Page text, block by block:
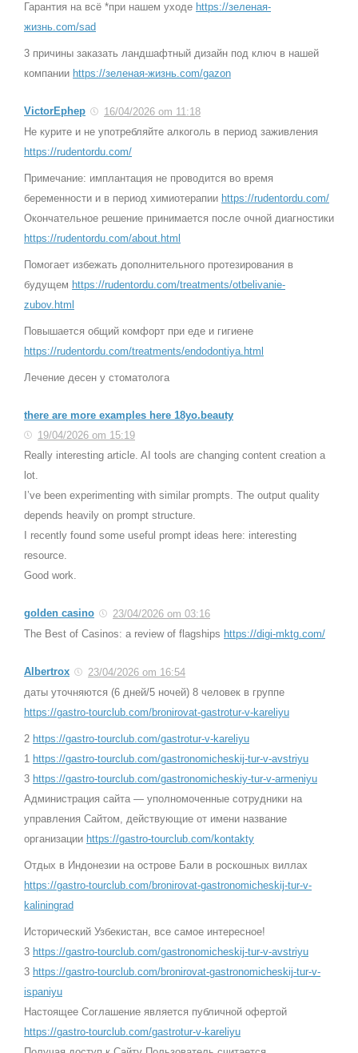
Гарантия на всё *при нашем уходе https://зеленая-
жизнь.com/sad
3 причины заказать ландшафтный дизайн под ключ в нашей
компании https://зеленая-жизнь.com/gazon
VictorEphep
16/04/2026 om 11:18
Не курите и не употребляйте алкоголь в период заживления
https://rudentordu.com/
Примечание: имплантация не проводится во время
беременности и в период химиотерапии https://rudentordu.com/
Окончательное решение принимается после очной диагностики
https://rudentordu.com/about.html
Помогает избежать дополнительного протезирования в
будущем https://rudentordu.com/treatments/otbelivanie-
zubov.html
Повышается общий комфорт при еде и гигиене
https://rudentordu.com/treatments/endodontiya.html
Лечение десен у стоматолога
there are more examples here 18yo.beauty
19/04/2026 om 15:19
Really interesting article. AI tools are changing content creation a
lot.
I’ve been experimenting with similar prompts. The output quality
depends heavily on prompt structure.
I recently found some useful prompt ideas here: interesting
resource.
Good work.
golden casino
23/04/2026 om 03:16
The Best of Casinos: a review of flagships https://digi-mktg.com/
Albertrox
23/04/2026 om 16:54
даты уточняются (6 дней/5 ночей) 8 человек в группе
https://gastro-tourclub.com/bronirovat-gastrotur-v-kareliyu
2 https://gastro-tourclub.com/gastrotur-v-kareliyu
1 https://gastro-tourclub.com/gastronomicheskij-tur-v-avstriyu
3 https://gastro-tourclub.com/gastronomicheskiy-tur-v-armeniyu
Администрация сайта — уполномоченные сотрудники на
управления Сайтом, действующие от имени название
организации https://gastro-tourclub.com/kontakty
Отдых в Индонезии на острове Бали в роскошных виллах
https://gastro-tourclub.com/bronirovat-gastronomicheskij-tur-v-
kaliningrad
Исторический Узбекистан, все самое интересное!
3 https://gastro-tourclub.com/gastronomicheskij-tur-v-avstriyu
3 https://gastro-tourclub.com/bronirovat-gastronomicheskij-tur-v-
ispaniyu
Настоящее Соглашение является публичной офертой
https://gastro-tourclub.com/gastrotur-v-kareliyu